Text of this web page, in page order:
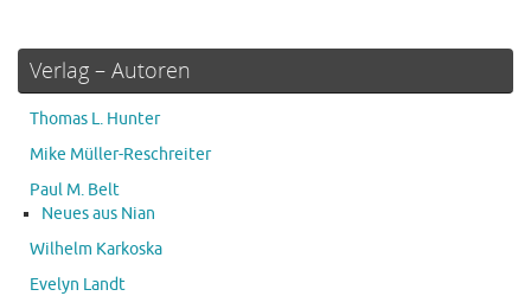
Verlag – Autoren
Thomas L. Hunter
Mike Müller-Reschreiter
Paul M. Belt
Neues aus Nian
Wilhelm Karkoska
Evelyn Landt